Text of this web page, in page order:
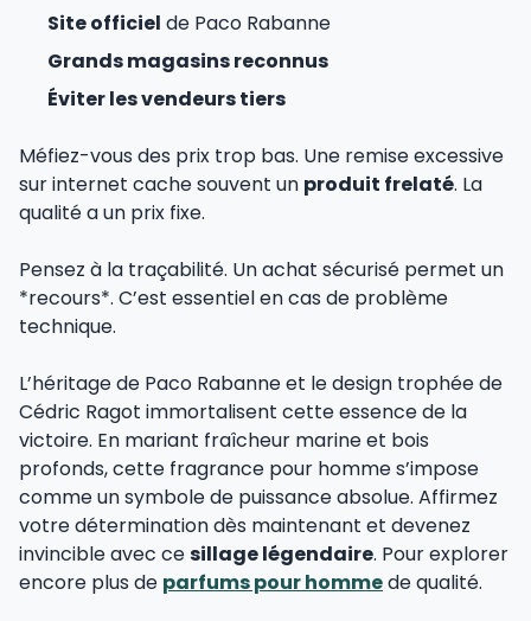
Site officiel de Paco Rabanne
Grands magasins reconnus
Éviter les vendeurs tiers
Méfiez-vous des prix trop bas. Une remise excessive
sur internet cache souvent un produit frelaté. La
qualité a un prix fixe.
Pensez à la traçabilité. Un achat sécurisé permet un
*recours*. C’est essentiel en cas de problème
technique.
L’héritage de Paco Rabanne et le design trophée de
Cédric Ragot immortalisent cette essence de la
victoire. En mariant fraîcheur marine et bois
profonds, cette fragrance pour homme s’impose
comme un symbole de puissance absolue. Affirmez
votre détermination dès maintenant et devenez
invincible avec cesillage légendaire. Pour explorer
encore plus de parfums pour hommede qualité.